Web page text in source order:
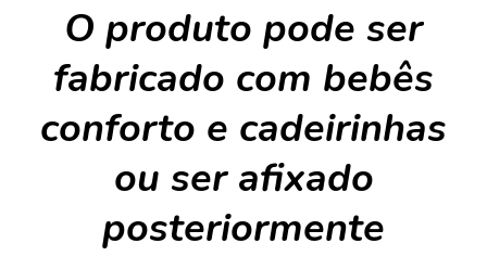
O produto pode ser
fabricado com bebês
conforto e cadeirinhas
ou ser afixado
posteriormente